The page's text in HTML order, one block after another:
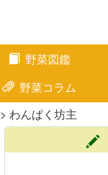
野菜図鑑
野菜コラム
> わんぱく坊主